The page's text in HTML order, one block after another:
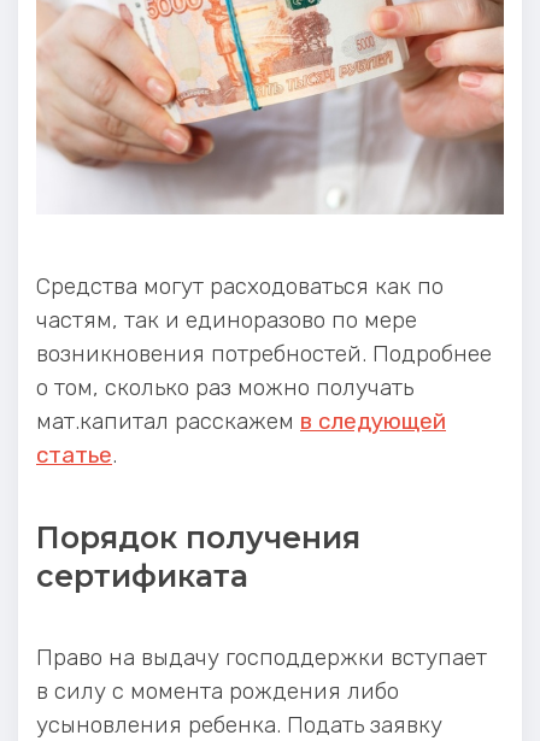
Средства могут расходоваться как по
частям, так и единоразово по мере
возникновения потребностей. Подробнее
о том, сколько раз можно получать
мат.капитал расскажем в следующей
статье.
Порядок получения
сертификата
Право на выдачу господдержки вступает
в силу с момента рождения либо
усыновления ребенка. Подать заявку